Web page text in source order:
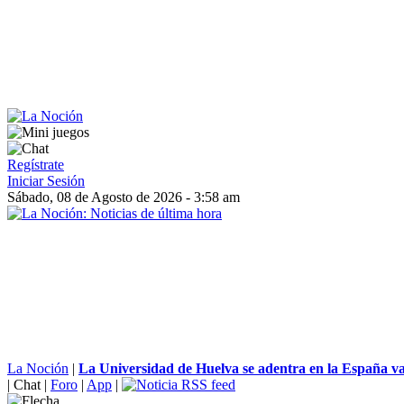
Regístrate
Iniciar Sesión
Sábado, 08 de Agosto de 2026 - 3:58 am
La Noción | La Universidad de Huelva se adentra en la España
| Chat | Foro | App |